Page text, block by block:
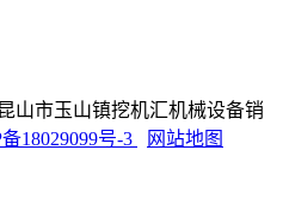
山市玉山镇挖机汇机械设备销
18029099号-3 网站地图